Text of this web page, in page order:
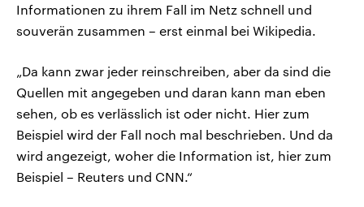
Informationen zu ihrem Fall im Netz schnell und
souverän zusammen – erst einmal bei Wikipedia.
„Da kann zwar jeder reinschreiben, aber da sind die
Quellen mit angegeben und daran kann man eben
sehen, ob es verlässlich ist oder nicht. Hier zum
Beispiel wird der Fall noch mal beschrieben. Und da
wird angezeigt, woher die Information ist, hier zum
Beispiel – Reuters und CNN.“